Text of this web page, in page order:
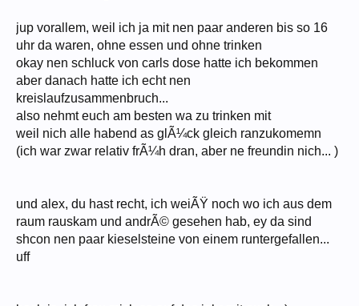
jup vorallem, weil ich ja mit nen paar anderen bis so 16
uhr da waren, ohne essen und ohne trinken
okay nen schluck von carls dose hatte ich bekommen
aber danach hatte ich echt nen
kreislaufzusammenbruch...
also nehmt euch am besten wa zu trinken mit
weil nich alle habend as glÃ¼ck gleich ranzukomemn
(ich war zwar relativ frÃ¼h dran, aber ne freundin nich... )
und alex, du hast recht, ich weiÃŸ noch wo ich aus dem
raum rauskam und andrÃ© gesehen hab, ey da sind
shcon nen paar kieselsteine von einem runtergefallen...
uff